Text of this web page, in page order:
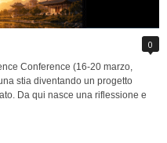
0
Conference (16-20 marzo,
stia diventando un progetto
Da qui nasce una riflessione e